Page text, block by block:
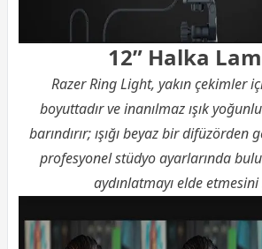
12” Halka
Razer Ring Light, yakın çekimler
boyuttadır ve inanılmaz ışık
barındırır; ışığı beyaz bir difüzörden
profesyonel stüdyo ayarlarında
aydınlatmayı elde